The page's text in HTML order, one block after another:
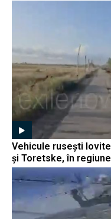
Vehicule rusești
și Toretske, în